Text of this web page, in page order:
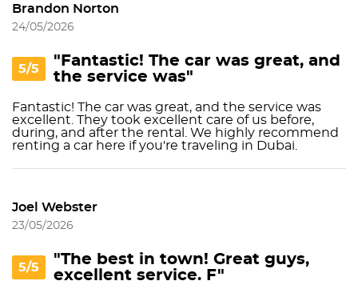
Brandon Norton
24/05/2026
5/5
"Fantastic! The car was great, and
the service was"
Fantastic! The car was great, and the service was
excellent. They took excellent care of us before,
during, and after the rental. We highly recommend
renting a car here if you're traveling in Dubai.
Joel Webster
23/05/2026
5/5
"The best in town! Great guys,
excellent service. F"